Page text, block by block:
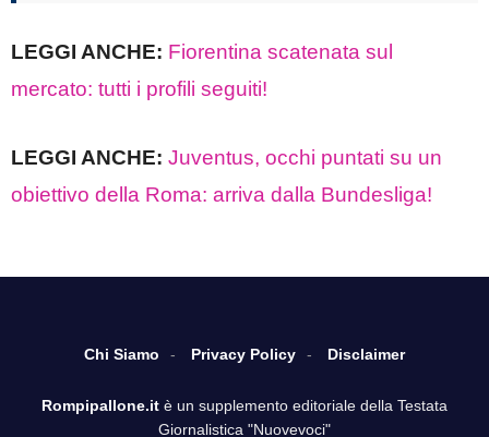
LEGGI ANCHE: Fiorentina scatenata sul
mercato: tutti i profili seguiti!
LEGGI ANCHE: Juventus, occhi puntati su un
obiettivo della Roma: arriva dalla Bundesliga!
Chi Siamo Privacy Policy Disclaimer
Rompipallone.it è un supplemento editoriale della Testata
Giornalistica "Nuovevoci"